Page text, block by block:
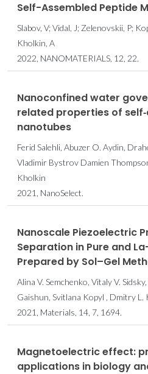
Self-Assembled Peptide
Slabov, V; Vidal, J; Zelenovskii, P;
Kholkin, A
2022, NANOMATERIALS, 12, 22.
Nanoconfined water
related properties of
nanotubes
Ferid Salehli, Abuzer O. Aydin,
Vladimir Bystrov Damien
Kholkin
2021, NanoSelect.
Nanoscale Piezoelectric
Separation in Pure and
Prepared by Sol–Gel
Alina V. Semchenko, Vitaly V.
Gaishun, Svitlana Kopyl , Dmitry
2021, Materials, 14, 7, 1694.
Magnetoelectric effect:
applications in biology